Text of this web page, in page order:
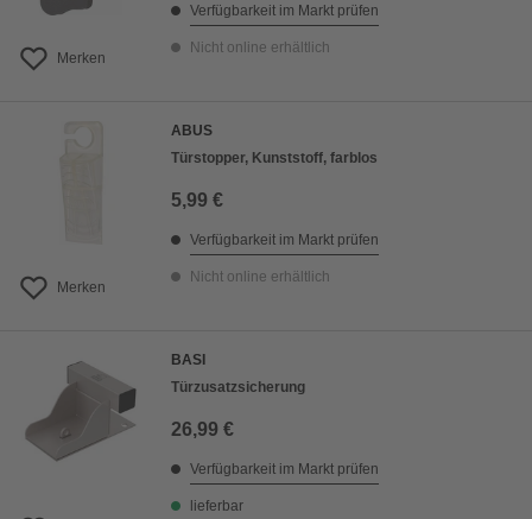
Merken
Verfügbarkeit im Markt prüfen
Nicht online erhältlich
Merken
ABUS
Türstopper, Kunststoff, farblos
5,99 €
Verfügbarkeit im Markt prüfen
Nicht online erhältlich
BASI
Türzusatzsicherung
26,99 €
Verfügbarkeit im Markt prüfen
lieferbar